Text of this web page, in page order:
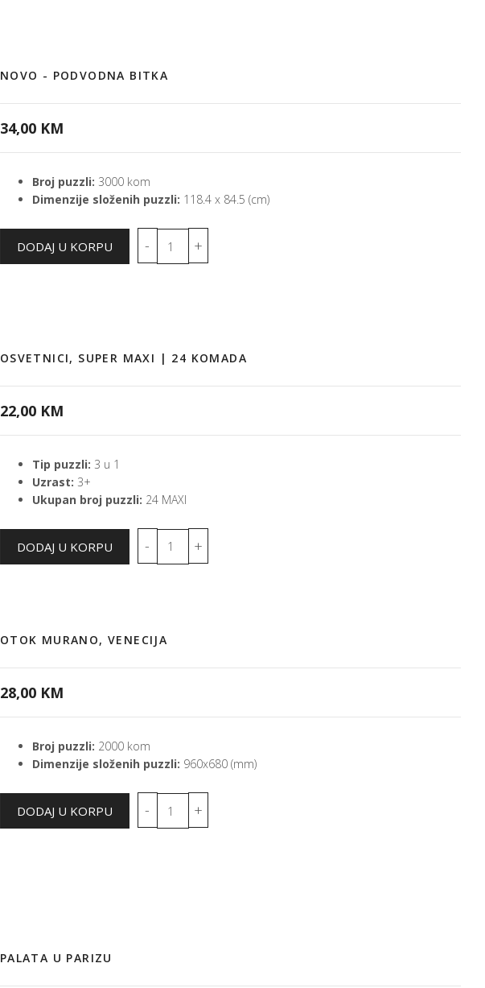
NOVO - PODVODNA BITKA
34,00 KM
Broj puzzli: 3000 kom
Dimenzije složenih puzzli: 118.4 x 84.5 (cm)
OSVETNICI, SUPER MAXI | 24 KOMADA
22,00 KM
Tip puzzli: 3 u 1
Uzrast: 3+
Ukupan broj puzzli: 24 MAXI
OTOK MURANO, VENECIJA
28,00 KM
Broj puzzli: 2000 kom
Dimenzije složenih puzzli: 960x680 (mm)
PALATA U PARIZU